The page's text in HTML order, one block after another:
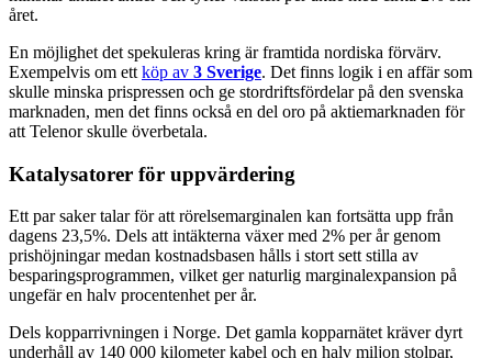
året.
En möjlighet det spekuleras kring är framtida nordiska förvärv.
Exempelvis om ett köp av 3 Sverige. Det finns logik i en affär som
skulle minska prispressen och ge stordriftsfördelar på den svenska
marknaden, men det finns också en del oro på aktiemarknaden för
att Telenor skulle överbetala.
Katalysatorer för uppvärdering
Ett par saker talar för att rörelsemarginalen kan fortsätta upp från
dagens 23,5%. Dels att intäkterna växer med 2% per år genom
prishöjningar medan kostnadsbasen hålls i stort sett stilla av
besparingsprogrammen, vilket ger naturlig marginalexpansion på
ungefär en halv procentenhet per år.
Dels kopparrivningen i Norge. Det gamla kopparnätet kräver dyrt
underhåll av 140 000 kilometer kabel och en halv miljon stolpar,